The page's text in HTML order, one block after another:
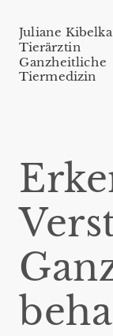
Juliane Kibelka
Tierärztin
Ganzheitliche
Tiermedizin